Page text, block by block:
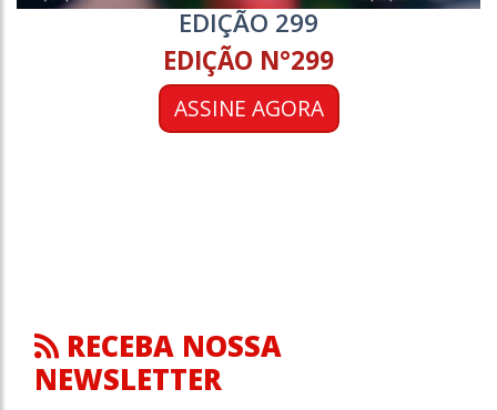
EDIÇÃO 299
EDIÇÃO N°299
ASSINE AGORA
RECEBA NOSSA
NEWSLETTER